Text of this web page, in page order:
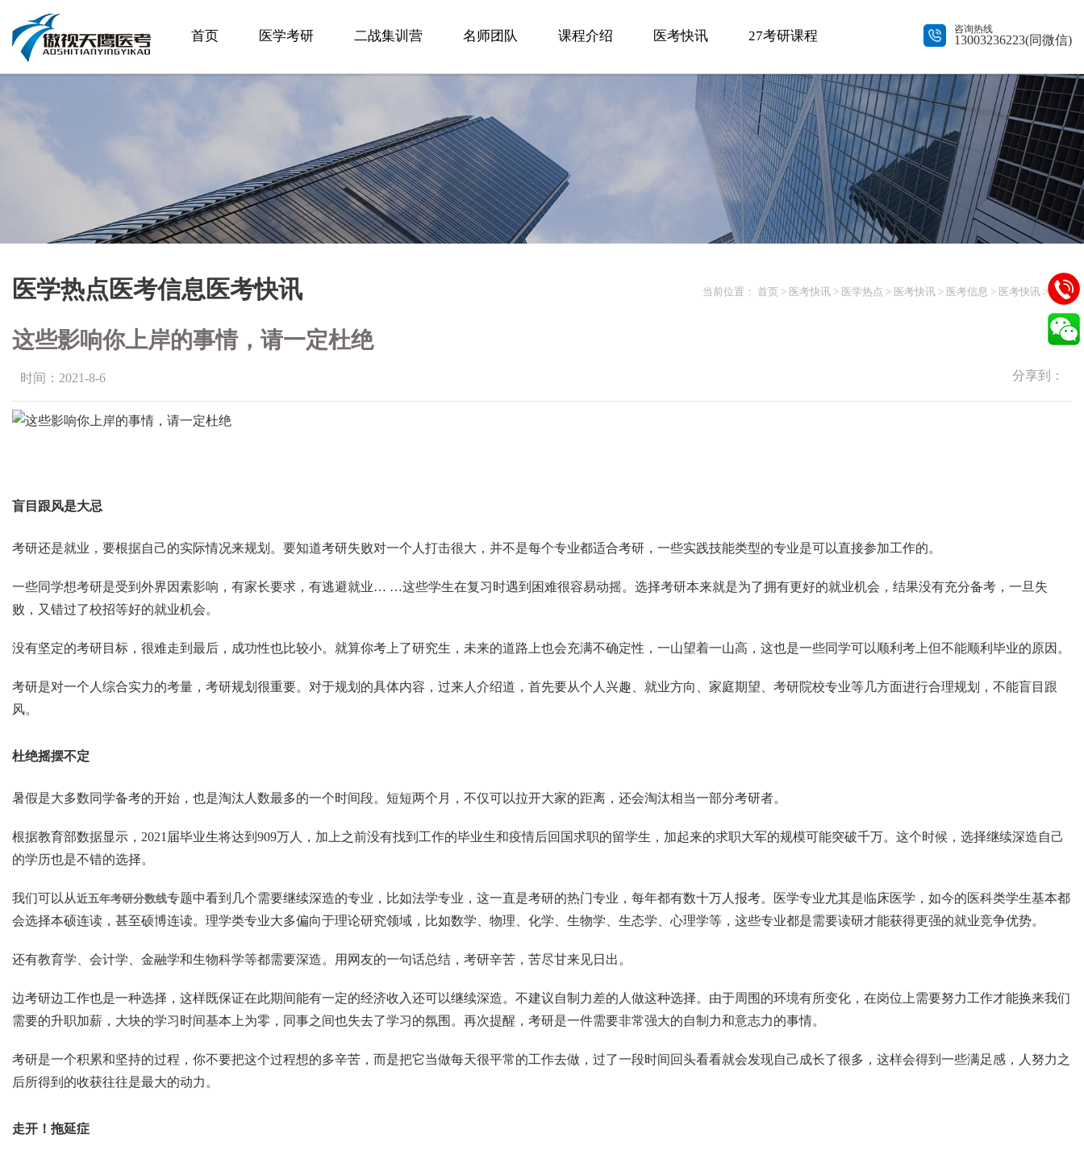
首页 医学考研 二战集训营 名师团队 课程介绍 医考快讯 27考研课程 咨询热线
13003236223(同微信)
医学热点医考信息医考快讯 当前位置： 首页 > 医考快讯 > 医学热点 > 医考快讯 > 医考信息 > 医考快讯 > 正文
这些影响你上岸的事情，请一定杜绝
时间：2021-8-6 分享到：
盲目跟风是大忌
考研还是就业，要根据自己的实际情况来规划。要知道考研失败对一个人打击很大，并不是每个专业都适合考研，一些实践技能类型的专业是可以直接参加工作的。
一些同学想考研是受到外界因素影响，有家长要求，有逃避就业… …这些学生在复习时遇到困难很容易动摇。选择考研本来就是为了拥有更好的就业机会，结果没有充分备考，一旦失
败，又错过了校招等好的就业机会。
没有坚定的考研目标，很难走到最后，成功性也比较小。就算你考上了研究生，未来的道路上也会充满不确定性，一山望着一山高，这也是一些同学可以顺利考上但不能顺利毕业的原因。
考研是对一个人综合实力的考量，考研规划很重要。对于规划的具体内容，过来人介绍道，首先要从个人兴趣、就业方向、家庭期望、考研院校专业等几方面进行合理规划，不能盲目跟
风。
杜绝摇摆不定
暑假是大多数同学备考的开始，也是淘汰人数最多的一个时间段。短短两个月，不仅可以拉开大家的距离，还会淘汰相当一部分考研者。
根据教育部数据显示，2021届毕业生将达到909万人，加上之前没有找到工作的毕业生和疫情后回国求职的留学生，加起来的求职大军的规模可能突破千万。这个时候，选择继续深造自己
的学历也是不错的选择。
我们可以从近五年考研分数线专题中看到几个需要继续深造的专业，比如法学专业，这一直是考研的热门专业，每年都有数十万人报考。医学专业尤其是临床医学，如今的医科类学生基本都
会选择本硕连读，甚至硕博连读。理学类专业大多偏向于理论研究领域，比如数学、物理、化学、生物学、生态学、心理学等，这些专业都是需要读研才能获得更强的就业竞争优势。
还有教育学、会计学、金融学和生物科学等都需要深造。用网友的一句话总结，考研辛苦，苦尽甘来见日出。
边考研边工作也是一种选择，这样既保证在此期间能有一定的经济收入还可以继续深造。不建议自制力差的人做这种选择。由于周围的环境有所变化，在岗位上需要努力工作才能换来我们
需要的升职加薪，大块的学习时间基本上为零，同事之间也失去了学习的氛围。再次提醒，考研是一件需要非常强大的自制力和意志力的事情。
考研是一个积累和坚持的过程，你不要把这个过程想的多辛苦，而是把它当做每天很平常的工作去做，过了一段时间回头看看就会发现自己成长了很多，这样会得到一些满足感，人努力之
后所得到的收获往往是最大的动力。
走开！拖延症